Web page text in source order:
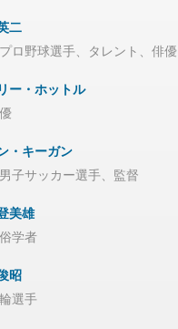
二
ロ野球選手、タレント、俳優
ー・ホットル
・キーガン
子サッカー選手、監督
美雄
学者
昭
選手